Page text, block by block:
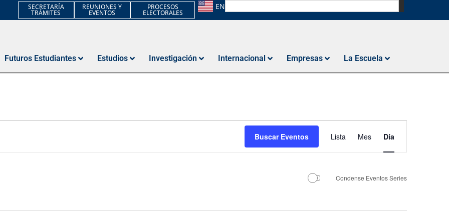
SECRETARÍA
TRÁMITES
REUNIONES Y
EVENTOS
PROCESOS
ELECTORALES
EN
Futuros Estudiantes Estudios Investigación Internacional Empresas La Escuela
Buscar Eventos
de
de
Lista Mes Día
Condense Eventos Series